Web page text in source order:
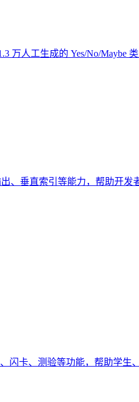
万人工生成的 Yes/No/Maybe
、垂直索引等能力，帮助开发
卡、测验等功能，帮助学